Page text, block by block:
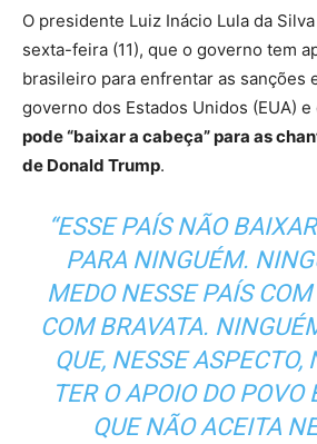
O presidente Luiz Inácio Lula da
sexta-feira (11), que o governo tem
brasileiro para enfrentar as sanções
governo dos Estados Unidos (EUA) e
pode “baixar a cabeça” para as
de Donald Trump.
“ESSE PAÍS NÃO
PARA NINGUÉM.
MEDO NESSE PAÍS COM
COM BRAVATA.
QUE, NESSE ASPECTO,
TER O APOIO DO POVO
QUE NÃO ACEITA